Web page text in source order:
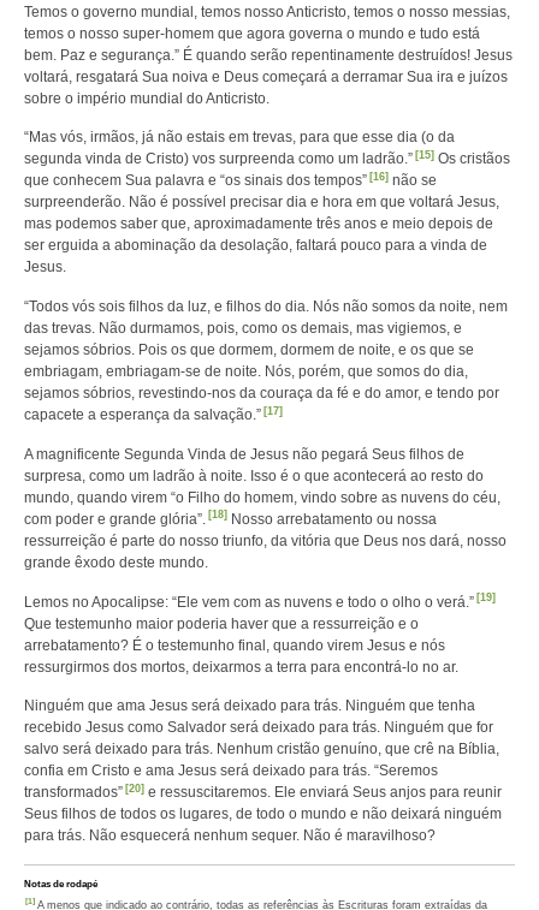
Temos o governo mundial, temos nosso Anticristo, temos o nosso messias,
temos o nosso super-homem que agora governa o mundo e tudo está
bem. Paz e segurança.” É quando serão repentinamente destruídos! Jesus
voltará, resgatará Sua noiva e Deus começará a derramar Sua ira e juízos
sobre o império mundial do Anticristo.
“Mas vós, irmãos, já não estais em trevas, para que esse dia (o da
segunda vinda de Cristo) vos surpreenda como um ladrão.” [15]Os cristãos
que conhecem Sua palavra e “os sinais dos tempos” [16]não se
surpreenderão. Não é possível precisar dia e hora em que voltará Jesus,
mas podemos saber que, aproximadamente três anos e meio depois de
ser erguida a abominação da desolação, faltará pouco para a vinda de
Jesus.
“Todos vós sois filhos da luz, e filhos do dia. Nós não somos da noite, nem
das trevas. Não durmamos, pois, como os demais, mas vigiemos, e
sejamos sóbrios. Pois os que dormem, dormem de noite, e os que se
embriagam, embriagam-se de noite. Nós, porém, que somos do dia,
sejamos sóbrios, revestindo-nos da couraça da fé e do amor, e tendo por
capacete a esperança da salvação.” [17]
A magnificente Segunda Vinda de Jesus não pegará Seus filhos de
surpresa, como um ladrão à noite. Isso é o que acontecerá ao resto do
mundo, quando virem “o Filho do homem, vindo sobre as nuvens do céu,
com poder e grande glória”. [18]Nosso arrebatamento ou nossa
ressurreição é parte do nosso triunfo, da vitória que Deus nos dará, nosso
grande êxodo deste mundo.
Lemos no Apocalipse: “Ele vem com as nuvens e todo o olho o verá.” [19]
Que testemunho maior poderia haver que a ressurreição e o
arrebatamento? É o testemunho final, quando virem Jesus e nós
ressurgirmos dos mortos, deixarmos a terra para encontrá-lo no ar.
Ninguém que ama Jesus será deixado para trás. Ninguém que tenha
recebido Jesus como Salvador será deixado para trás. Ninguém que for
salvo será deixado para trás. Nenhum cristão genuíno, que crê na Bíblia,
confia em Cristo e ama Jesus será deixado para trás. “Seremos
transformados” [20]e ressuscitaremos. Ele enviará Seus anjos para reunir
Seus filhos de todos os lugares, de todo o mundo e não deixará ninguém
para trás. Não esquecerá nenhum sequer. Não é maravilhoso?
Notas de rodapé
[1] A menos que indicado ao contrário, todas as referências às Escrituras foram extraídas da